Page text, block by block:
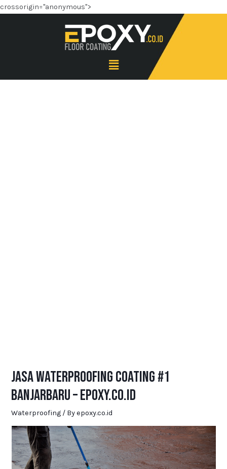
crossorigin="anonymous">
Jasa Waterproofing Coating #1
Banjarbaru – Epoxy.co.id
Waterproofing / Byepoxy.co.id